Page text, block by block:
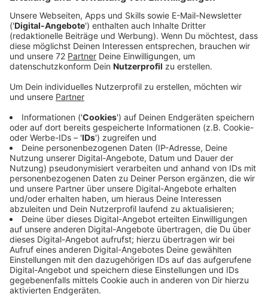
Veröffentlicht:Samstag, 08.02.2020 10:37
Anzeige
Menschen beim Neujahrsempfang der AFD protestiert.
Veranstalter sprechen von mehr als 8.000 Besuchern.
Die Initiative "Keinen Meter den Nazis" hatte unter
anderem zu einer großen Kundgebung vor dem
historischen Rathaus aufgerufen. Vorher gab es
kleinere Kundgebungen und Mahnwachen an
unterschiedlichen Stellen in Münsters Innenstadt. An
einem der Eingänge blockierten Demonstranten
einigen AfD-Anhängern den Zugang - die Polizei war
gefordert. Sie setzte unter anderem auch
Pfefferspray ein, weil Demo-Teilnehmer versuchten
die Sperren zu durchbrechen. Außerdem wurden